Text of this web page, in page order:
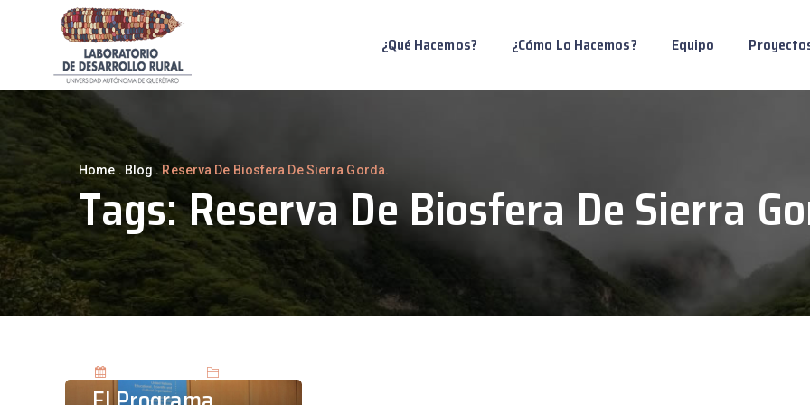
¿Qué Hacemos? ¿Cómo Lo Hacemos? Equipo
Home .Blog . Reserva De Biosfera De Sierra Gorda.
Tags:Reserva De Biosfera De Sierra